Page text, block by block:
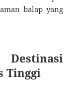
balap yang
Tinggi